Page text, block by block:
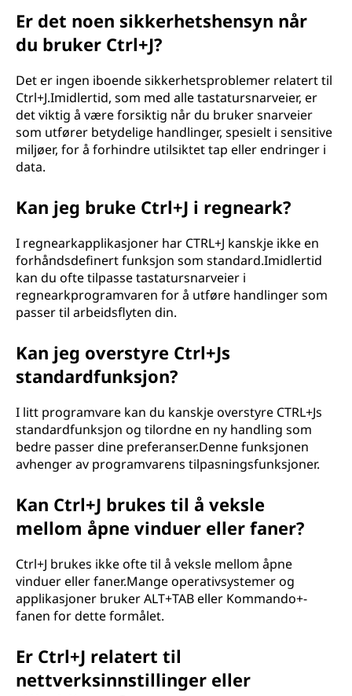
Er det noen sikkerhetshensyn når
du bruker Ctrl+J?
Det er ingen iboende sikkerhetsproblemer relatert til
Ctrl+J.Imidlertid, som med alle tastatursnarveier, er
det viktig å være forsiktig når du bruker snarveier
som utfører betydelige handlinger, spesielt i sensitive
miljøer, for å forhindre utilsiktet tap eller endringer i
data.
Kan jeg bruke Ctrl+J i regneark?
I regnearkapplikasjoner har CTRL+J kanskje ikke en
forhåndsdefinert funksjon som standard.Imidlertid
kan du ofte tilpasse tastatursnarveier i
regnearkprogramvaren for å utføre handlinger som
passer til arbeidsflyten din.
Kan jeg overstyre Ctrl+Js
standardfunksjon?
I litt programvare kan du kanskje overstyre CTRL+Js
standardfunksjon og tilordne en ny handling som
bedre passer dine preferanser.Denne funksjonen
avhenger av programvarens tilpasningsfunksjoner.
Kan Ctrl+J brukes til å veksle
mellom åpne vinduer eller faner?
Ctrl+J brukes ikke ofte til å veksle mellom åpne
vinduer eller faner.Mange operativsystemer og
applikasjoner bruker ALT+TAB eller Kommando+-
fanen for dette formålet.
Er Ctrl+J relatert til
nettverksinnstillinger eller